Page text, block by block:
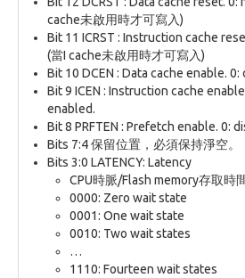
cache未啟用時才可寫入)
Bit 11 ICRST : Instruction cache
(當I cache未啟用時才可寫入)
Bit 10 DCEN : Data cache enable.
Bit 9 ICEN : Instruction cache
enabled.
Bit 8 PRFTEN : Prefetch enable. 0:
Bits 7:4 保留位置，必須保持淨空。
Bits 3:0 LATENCY: Latency
CPU時脈/Flash memory存取時
0000: Zero wait state
0001: One wait state
0010: Two wait states
…
1110: Fourteen wait states